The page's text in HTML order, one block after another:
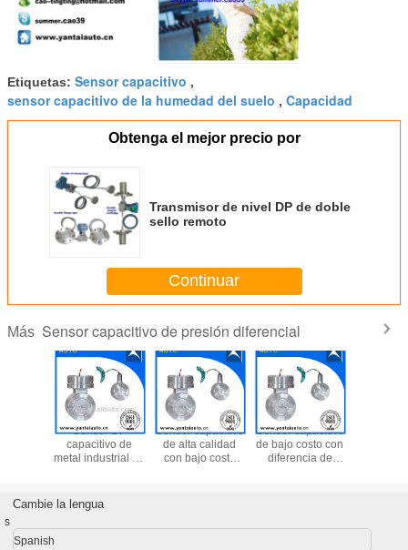
Etiquetas: Sensor capacitivo ,
sensor capacitivo de la humedad del suelo , Capacidad
Obtenga el mejor precio por
Transmisor de nivel DP de doble
sello remoto
Continuar
Más Sensor capacitivo de presión diferencial
para la
de
Sensor DP
capacitivo de
metal industrial de
Sensor capacitivo
de alta calidad
con bajo costo
Sensor capacitivo
de bajo costo con
diferencia de
Cambie la lengua
s
Spanish